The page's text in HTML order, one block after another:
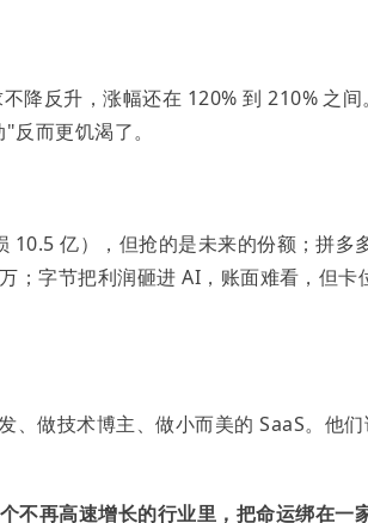
降反升，涨幅还在 120% 到 210% 之间。
而更饥渴了。
10.5 亿），但抢的是未来的份额；拼多
；字节把利润砸进 AI，账面难看，但卡
、做技术博主、做小而美的 SaaS。他
不再高速增长的行业里，把命运绑在一